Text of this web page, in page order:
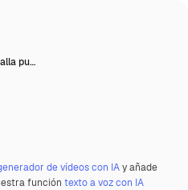
pu…
de vídeos con IAy añade
función texto a voz con IA